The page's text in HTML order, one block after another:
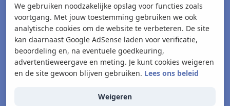
Toegankelijkheid
Gebruiksvoorwaarden
Website
Home
Start hier
Toetsen
Posters en werkbladen
We gebruiken noodzakelijke opslag voor functies zoals
voortgang. Met jouw toestemming gebruiken we ook
analytische cookies om de website te verbeteren. De site
kan daarnaast Google AdSense laden voor verificatie,
beoordeling en, na eventuele goedkeuring,
advertentieweergave en meting. Je kunt cookies weigeren
en de site gewoon blijven gebruiken. Lees ons beleid
Weigeren